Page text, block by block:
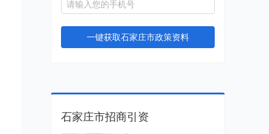
一键获取石家庄市政策资料
石家庄市招商引资